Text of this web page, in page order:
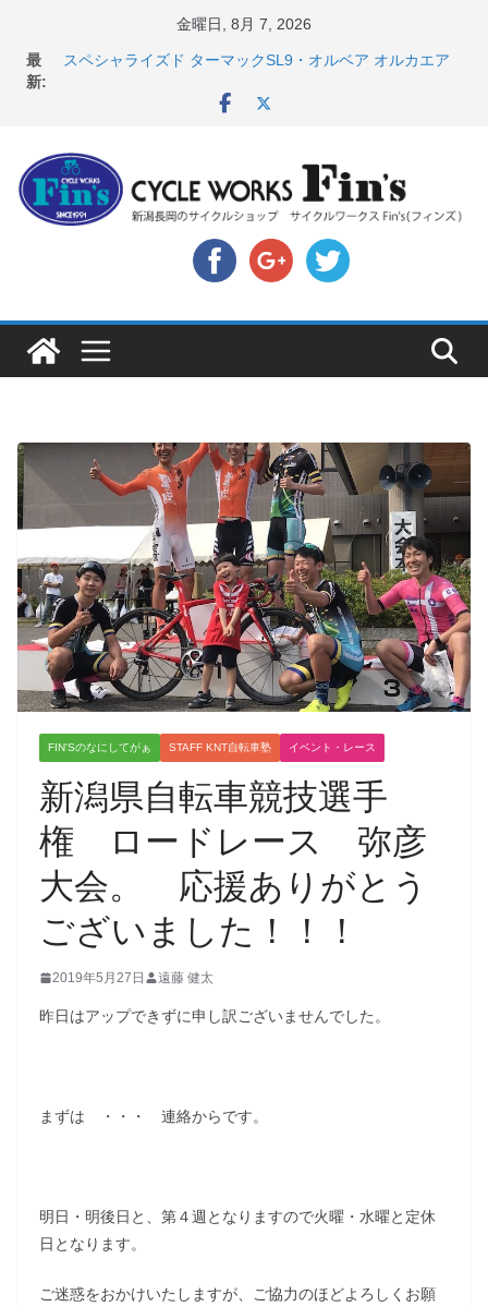
金曜日, 8月 7, 2026
最
新:
店頭のセールバイク在庫 ロードバイク、MTB、クロス
スペシャライズド ターマックSL9・オルベア オルカエア
8月1・2日 YOELEO試乗会とオフ会開催！！ ＆
LAZER 最高峰ヘルメットが３０〜４０％OFF セール
店頭のセールバイク在庫 ロードバイク、MTB、クロス
【 重要 】お支払いについて ＆ クロスバイクのカスタ
ムと、入荷してきました人気商品ピックアップ！
FIN'Sのなにしてがぁ STAFF KNT自転車塾 イベント・レース
新潟県自転車競技選手
権 ロードレース 弥彦
大会。 応援ありがとう
ございました！！！
2019年5月27日 遠藤 健太
昨日はアップできずに申し訳ございませんでした。
まずは ・・・ 連絡からです。
明日・明後日と、第４週となりますので火曜・水曜と定休
日となります。
ご迷惑をおかけいたしますが、ご協力のほどよろしくお願